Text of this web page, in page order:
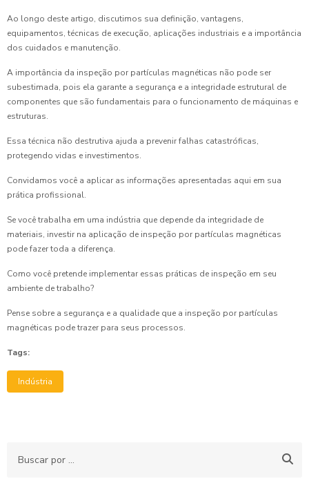
Ao longo deste artigo, discutimos sua definição, vantagens,
equipamentos, técnicas de execução, aplicações industriais e a importância
dos cuidados e manutenção.
A importância da inspeção por partículas magnéticas não pode ser
subestimada, pois ela garante a segurança e a integridade estrutural de
componentes que são fundamentais para o funcionamento de máquinas e
estruturas.
Essa técnica não destrutiva ajuda a prevenir falhas catastróficas,
protegendo vidas e investimentos.
Convidamos você a aplicar as informações apresentadas aqui em sua
prática profissional.
Se você trabalha em uma indústria que depende da integridade de
materiais, investir na aplicação de inspeção por partículas magnéticas
pode fazer toda a diferença.
Como você pretende implementar essas práticas de inspeção em seu
ambiente de trabalho?
Pense sobre a segurança e a qualidade que a inspeção por partículas
magnéticas pode trazer para seus processos.
Tags:
Indústria